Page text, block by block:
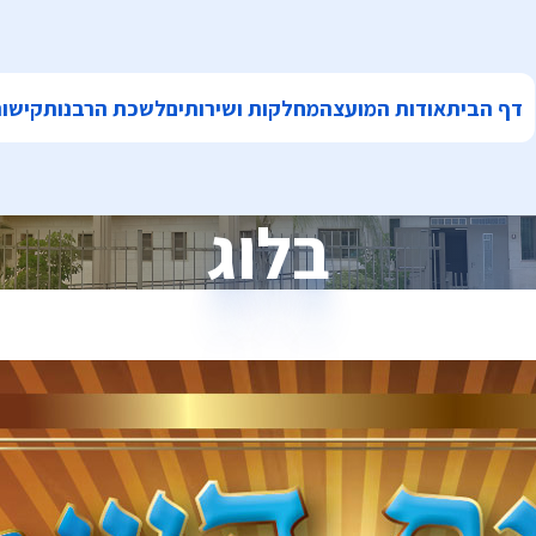
דף הביתאודות המועצהמחלקות ושירותיםלשכת הרבנות
בלוג